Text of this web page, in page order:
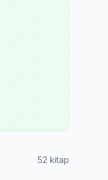
52 kitap